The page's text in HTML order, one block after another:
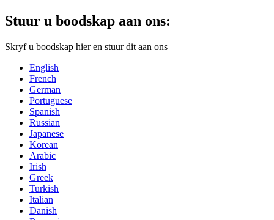
Stuur u boodskap aan ons:
Skryf u boodskap hier en stuur dit aan ons
English
French
German
Portuguese
Spanish
Russian
Japanese
Korean
Arabic
Irish
Greek
Turkish
Italian
Danish